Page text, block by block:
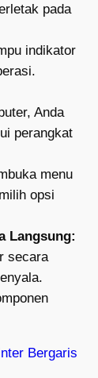
pada
indikator
Anda
perangkat
menu
opsi
Langsung:
secara
Bergaris